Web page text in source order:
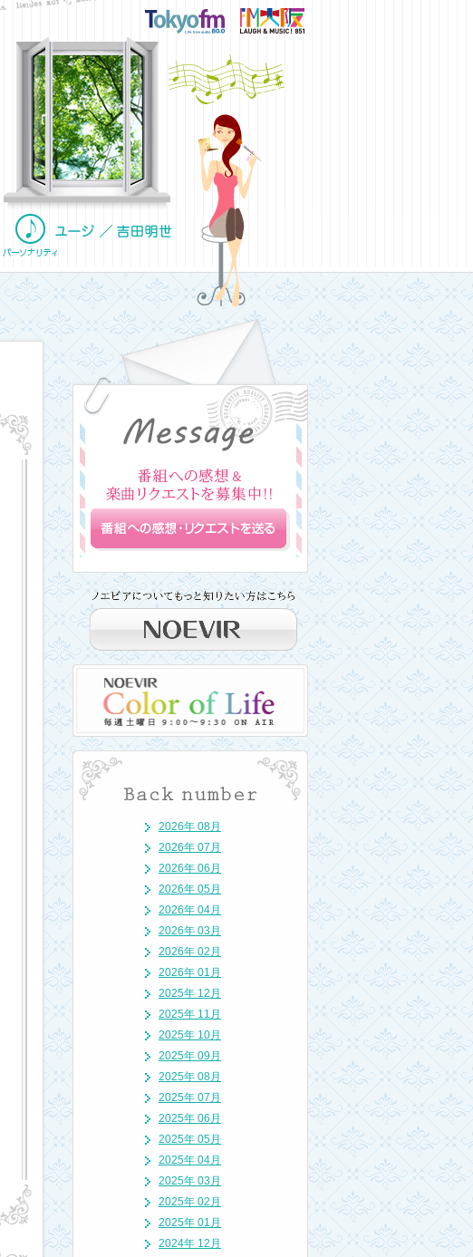
2026年 08月
2026年 07月
2026年 06月
2026年 05月
2026年 04月
2026年 03月
2026年 02月
2026年 01月
2025年 12月
2025年 11月
2025年 10月
2025年 09月
2025年 08月
2025年 07月
2025年 06月
2025年 05月
2025年 04月
2025年 03月
2025年 02月
2025年 01月
2024年 12月